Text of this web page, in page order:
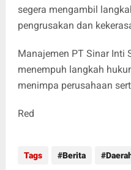
segera mengambil
pengrusakan dan
Manajemen PT Sinar Inti
menempuh langkah
menimpa perusahaan
Red
Tags Berita